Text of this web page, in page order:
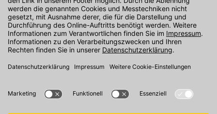
Unser Onlineshop Team ist montags bis freitags von 08:00 - 17:00
Uhr unter der Telefonnummer07071 / 151-151für Sie erreichbar.
Alternativ können Sie unser Kontaktformular nutzen.
Den Kontakt direkt in unsere Niederlassungen finden Sie